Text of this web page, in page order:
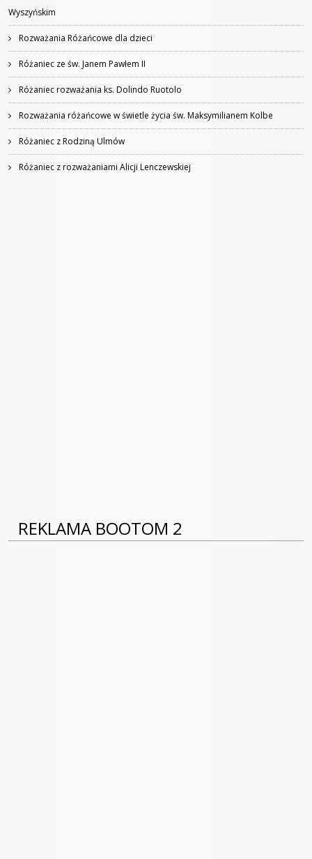
Wyszyńskim
Rozważania Różańcowe dla dzieci
Różaniec ze św. Janem Pawłem II
Różaniec rozważania ks. Dolindo Ruotolo
Rozważania różańcowe w świetle życia św. Maksymilianem Kolbe
Różaniec z Rodziną Ulmów
Różaniec z rozważaniami Alicji Lenczewskiej
REKLAMA BOOTOM 2